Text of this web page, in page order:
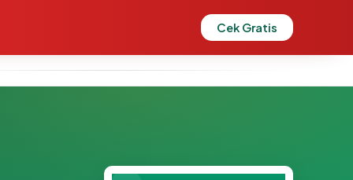
Cek Gratis